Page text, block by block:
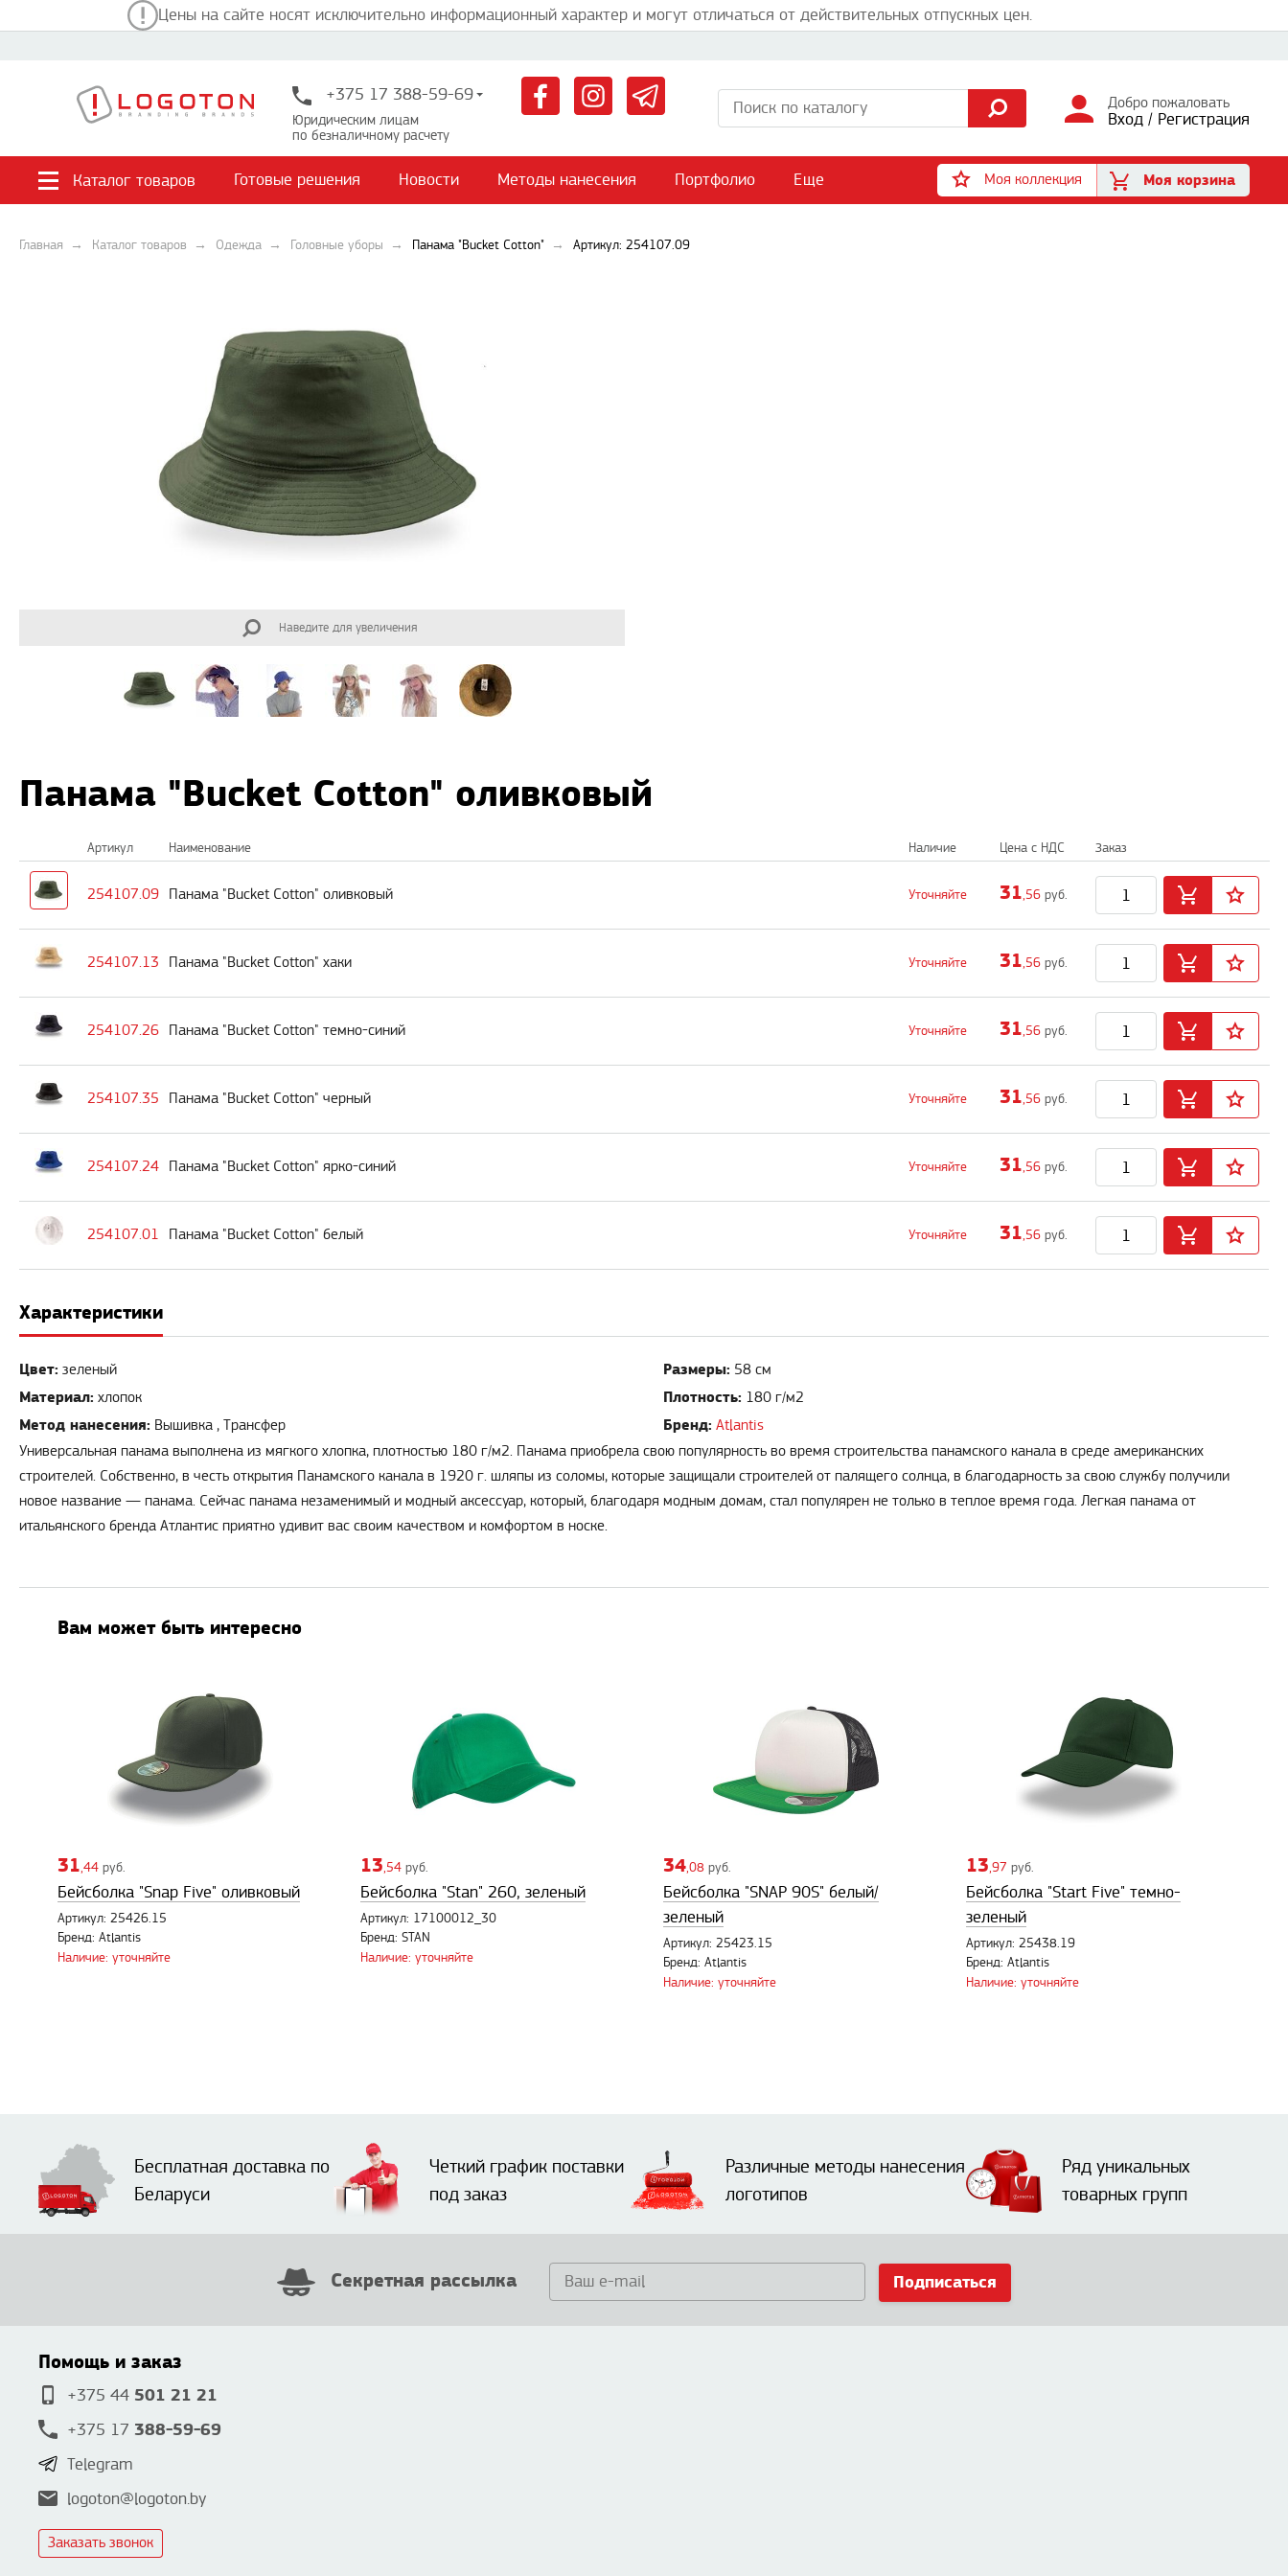
Цены на сайте носят исключительно информационный характер и могут отличаться от действительных отпускных цен.
+375 17 388-59-69
Юридическим лицам
по безналичному расчету
Добро пожаловать
Вход / Регистрация
Каталог товаров Готовые решения Новости Методы нанесения Портфолио Еще Моя коллекция Моя корзина
Главная Каталог товаров Одежда Головные уборы Панама "Bucket Cotton" Артикул: 254107.09
Наведите для увеличения
Панама "Bucket Cotton" оливковый
Артикул Наименование Наличие Цена с НДС Заказ
254107.09 Панама "Bucket Cotton" оливковый Уточняйте 31,56 руб.
254107.13 Панама "Bucket Cotton" хаки Уточняйте 31,56 руб.
254107.26 Панама "Bucket Cotton" темно-синий Уточняйте 31,56 руб.
254107.35 Панама "Bucket Cotton" черный Уточняйте 31,56 руб.
254107.24 Панама "Bucket Cotton" ярко-синий Уточняйте 31,56 руб.
254107.01 Панама "Bucket Cotton" белый Уточняйте 31,56 руб.
Характеристики
Цвет: зеленый
Материал: хлопок
Метод нанесения: Вышивка , Трансфер
Размеры: 58 см
Плотность: 180 г/м2
Бренд: Atlantis
Универсальная панама выполнена из мягкого хлопка, плотностью 180 г/м2. Панама приобрела свою популярность во время строительства панамского канала в среде американских
строителей. Собственно, в честь открытия Панамского канала в 1920 г. шляпы из соломы, которые защищали строителей от палящего солнца, в благодарность за свою службу получили
новое название — панама. Сейчас панама незаменимый и модный аксессуар, который, благодаря модным домам, стал популярен не только в теплое время года. Легкая панама от
итальянского бренда Атлантис приятно удивит вас своим качеством и комфортом в носке.
Вам может быть интересно
31,44 руб.
Бейсболка "Snap Five" оливковый
Артикул: 25426.15
Бренд: Atlantis
Наличие: уточняйте
13,54 руб.
Бейсболка "Stan" 260, зеленый
Артикул: 17100012_30
Бренд: STAN
Наличие: уточняйте
34,08 руб.
Бейсболка "SNAP 90S" белый/
зеленый
Артикул: 25423.15
Бренд: Atlantis
Наличие: уточняйте
13,97 руб.
Бейсболка "Start Five" темно-
зеленый
Артикул: 25438.19
Бренд: Atlantis
Наличие: уточняйте
Бесплатная доставка по
Беларуси
Четкий график поставки
под заказ
Различные методы нанесения
логотипов
Ряд уникальных
товарных групп
Секретная рассылка Подписаться
Помощь и заказ
+375 44 501 21 21
+375 17 388-59-69
Telegram
logoton@logoton.by
Заказать звонок